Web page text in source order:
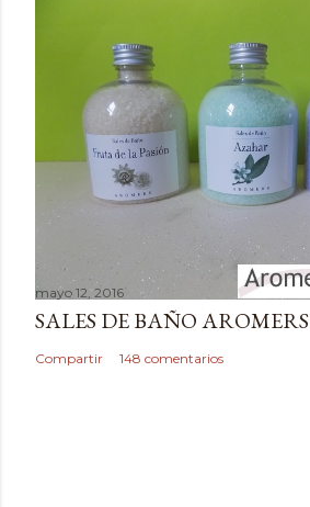
o
mayo 12, 2016
SALES DE BAÑO AROMERS
Compartir 148 comentarios